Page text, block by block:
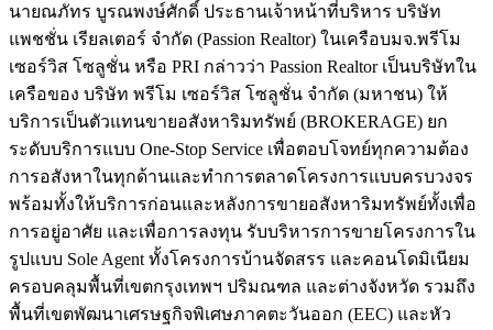
นายณภัทร บูรณพงษ์ศักดิ์ ประธานเจ้าหน้าที่บริหาร บริษัท
แพชชั่น เรียลเตอร์ จำกัด (Passion Realtor) ในเครือบมจ.พรีโม
เซอร์วิส โซลูชั่น หรือ PRI กล่าวว่า Passion Realtor เป็นบริษัทใน
เครือของ บริษัท พรีโม เซอร์วิส โซลูชั่น จำกัด (มหาชน) ให้
บริการเป็นตัวแทนขายอสังหาริมทรัพย์ (BROKERAGE) ยก
ระดับบริการแบบ One-Stop Service เพื่อตอบโจทย์ทุกความต้อง
การอสังหาในทุกด้านและทำการตลาดโครงการแบบครบวงจร
พร้อมทั้งให้บริการก่อนและหลังการขายอสังหาริมทรัพย์ทั้งเพื่อ
การอยู่อาศัย และเพื่อการลงทุน รับบริหารการขายโครงการใน
รูปแบบ Sole Agent ทั้งโครงการบ้านจัดสรร และคอนโดมิเนียม
ครอบคลุมพื้นที่เขตกรุงเทพฯ ปริมณฑล และต่างจังหวัด รวมถึง
พื้นที่เขตพัฒนาเศรษฐกิจพิเศษภาคตะวันออก (EEC) และหัว